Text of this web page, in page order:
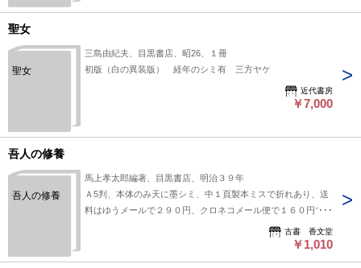
月)
聖女
聖女
三島由紀夫、目黒書店、昭26、１冊
初版（白の異装版） 経年のシミ有 三方ヤケ
近代書房
￥7,000
吾人の修養
吾人の修養
馬上孝太郎編著、目黒書店、明治３９年
Ａ5判、本体のみ天に墨シミ、中１頁製本ミスで折れあり、送
料はゆうメールで２９０円、クロネコメール便で１６０円で
す。当店は先払いを原則としておりますのでご理解の上お願い
古書 香文堂
￥1,010